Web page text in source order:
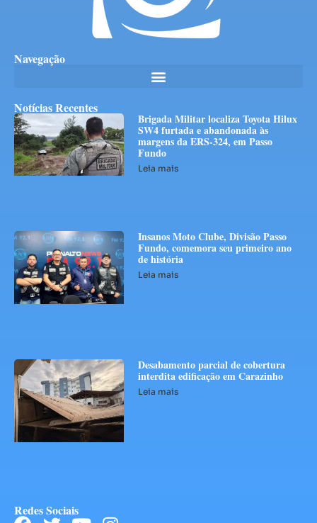
Navegação
Notícias Recentes
Brigada Militar localiza Toyota Hilux
SW4 furtada e abandonada às
margens da ERS-324, em Passo
Fundo
Leia mais
Insanos Moto Clube, Divisão Passo
Fundo, comemora seu primeiro ano
de história
Leia mais
Desabamento parcial de cobertura
interdita edificação em Carazinho
Leia mais
Redes Sociais